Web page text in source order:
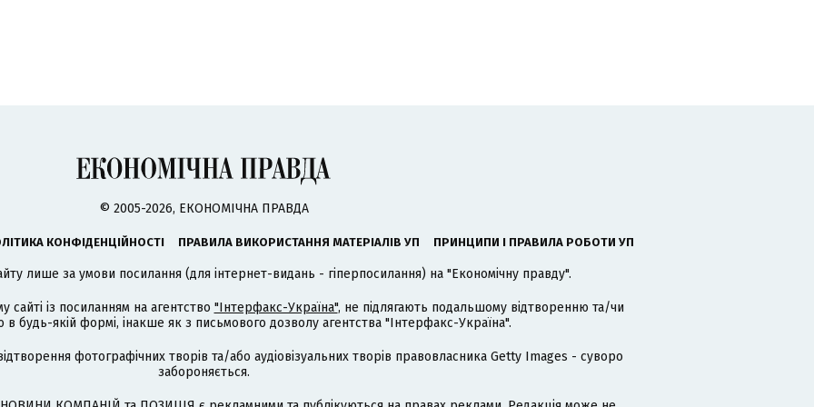
© 2005-2026, ЕКОНОМІЧНА ПРАВДА
КОНФІДЕНЦІЙНОСТІ ПРАВИЛА ВИКОРИСТАННЯ МАТЕРІАЛІВ УП ПРИНЦИПИ І ПРАВИЛА РОБОТИ УП
лише за умови посилання (для інтернет-видань - гіперпосилання) на "Економічну правду".
сайті із посиланням на агентство "Інтерфакс-Україна", не підлягають подальшому відтворенню та/чи
будь-якій формі, інакше як з письмового дозволу агентства "Інтерфакс-Україна".
фотографічних творів та/або аудіовізуальних творів правовласника Getty Images - суворо
забороняється.